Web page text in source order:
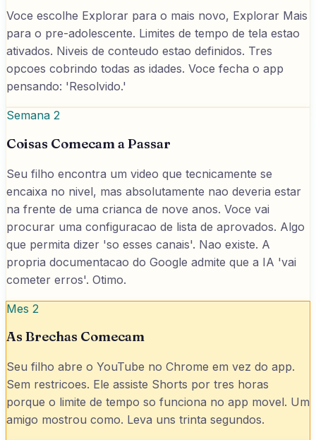
Voce escolhe Explorar para o mais novo, Explorar Mais
para o pre-adolescente. Limites de tempo de tela estao
ativados. Niveis de conteudo estao definidos. Tres
opcoes cobrindo todas as idades. Voce fecha o app
pensando: 'Resolvido.'
Semana 2
Coisas Comecam a Passar
Seu filho encontra um video que tecnicamente se
encaixa no nivel, mas absolutamente nao deveria estar
na frente de uma crianca de nove anos. Voce vai
procurar uma configuracao de lista de aprovados. Algo
que permita dizer 'so esses canais'. Nao existe. A
propria documentacao do Google admite que a IA 'vai
cometer erros'. Otimo.
Mes 2
As Brechas Comecam
Seu filho abre o YouTube no Chrome em vez do app.
Sem restricoes. Ele assiste Shorts por tres horas
porque o limite de tempo so funciona no app movel. Um
amigo mostrou como. Leva uns trinta segundos.